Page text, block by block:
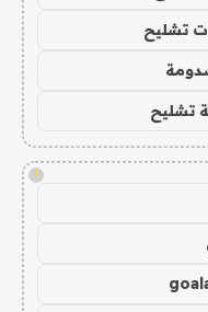
تشليح
تشليح
!